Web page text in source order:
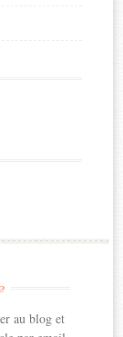
au blog et